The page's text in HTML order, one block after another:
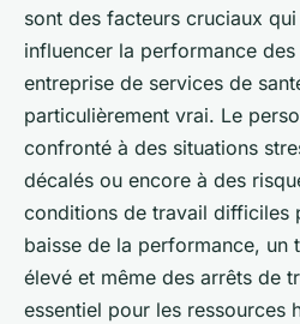
sont des facteurs cruciaux
influencer la performance
entreprise de services de
particulièrement vrai. Le
confronté à des situations
décalés ou encore à des
conditions de travail difficiles
baisse de la performance, un
élevé et même des arrêts de
essentiel pour les ressources